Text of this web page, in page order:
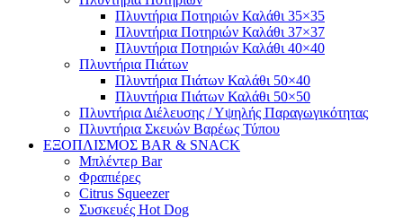
Πλυντήρια Ποτηριών Καλάθι 35×35
Πλυντήρια Ποτηριών Καλάθι 37×37
Πλυντήρια Ποτηριών Καλάθι 40×40
Πλυντήρια Πιάτων
Πλυντήρια Πιάτων Καλάθι 50×40
Πλυντήρια Πιάτων Καλάθι 50×50
Πλυντήρια Διέλευσης / Υψηλής Παραγωγικότητας
Πλυντήρια Σκευών Βαρέως Τύπου
ΕΞΟΠΛΙΣΜΟΣ BAR & SNACK
Μπλέντερ Bar
Φραπιέρες
Citrus Squeezer
Συσκευές Hot Dog